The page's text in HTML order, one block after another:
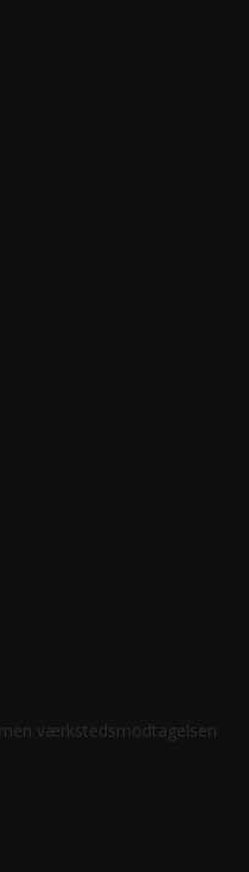
værkstedsmodtagelsen